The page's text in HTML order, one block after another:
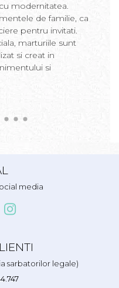
modernitatea.
de familie, ca
pentru invitati.
marturiile sunt
si creat in
si
media
sarbatorilor legale)